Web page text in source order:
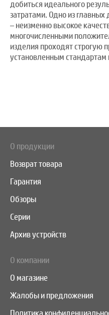
добиться идеального
затратами. Одно из
– неизменно высокое
многочисленными
изделия проходят строгую
установленным стандартам
О продукции
Возврат товара
Гарантия
Обзоры
Серии
Архив устройств
О компании
О магазине
Жалобы и предложения